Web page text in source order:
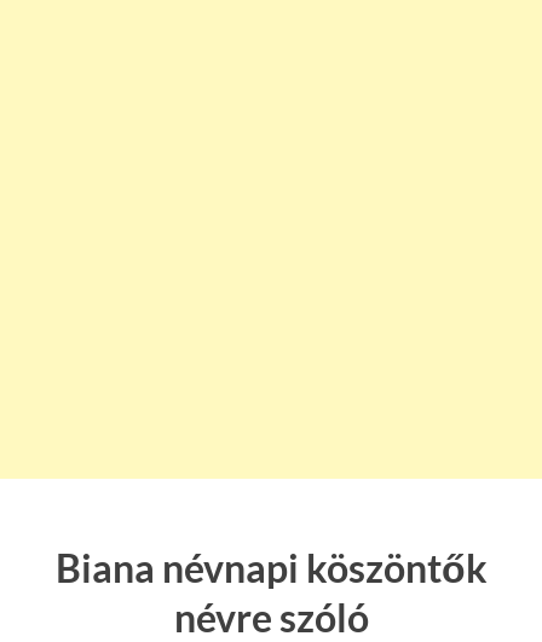
Biana névnapi köszöntők
névre szóló